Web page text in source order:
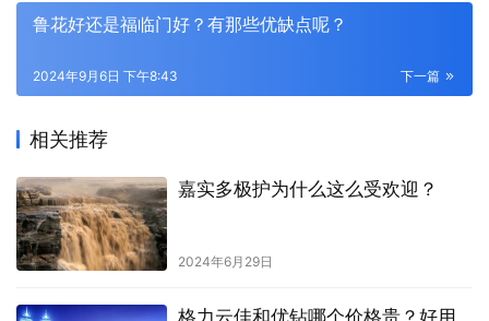
鲁花好还是福临门好？有那些优缺点呢？
下一篇
2024年9月6日 下午8:43
相关推荐
嘉实多极护为什么这么受欢迎？
2024年6月29日